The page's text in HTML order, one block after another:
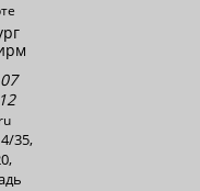
35,